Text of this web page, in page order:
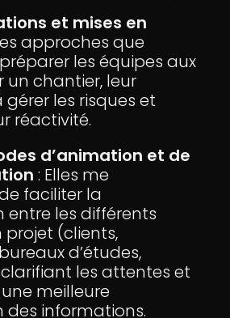
et mises en
approches que
les équipes aux
un chantier, leur
les risques et
réactivité.
d’animation et de
: Elles me
faciliter la
les différents
projet (clients,
d’études,
les attentes et
meilleure
des informations.